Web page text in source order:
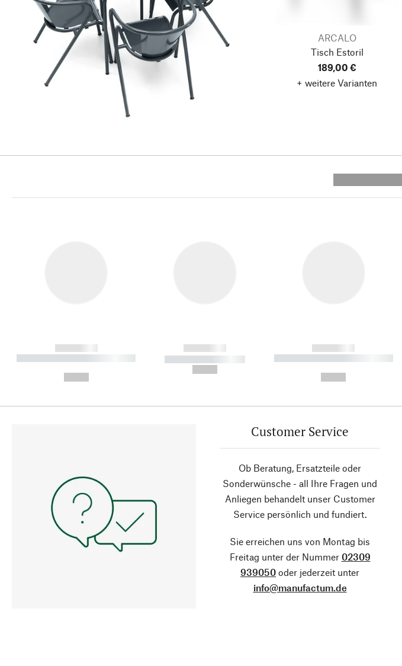
ARCALO
Tisch Estoril
189,00 €
+ weitere Varianten
------------
----------- ----------- ----------
------------
----------- -----------
------------
----------- ----------- ----------
Customer Service
Ob Beratung, Ersatzteile oder
Sonderwünsche - all Ihre Fragen und
Anliegen behandelt unser Customer
Service persönlich und fundiert.
Sie erreichen uns von Montag bis
Freitag unter der Nummer 02309
939050 oder jederzeit unter
info@manufactum.de